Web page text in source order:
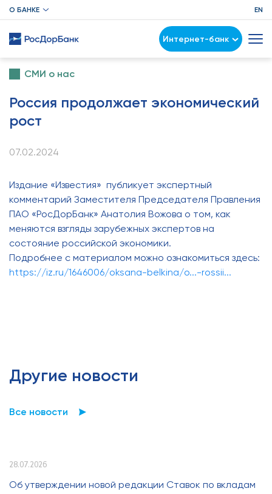
О БАНКЕ EN
Интернет-банк
СМИ о нас
Россия продолжает экономический
рост
07.02.2024
Издание «Известия» публикует экспертный
комментарий Заместителя Председателя Правления
ПАО «РосДорБанк» Анатолия Вожова о том, как
меняются взгляды зарубежных экспертов на
состояние российской экономики.
Подробнее с материалом можно ознакомиться здесь:
https://iz.ru/1646006/oksana-belkina/o...-rossii...
Другие новости
Все новости
28.07.2026
Об утверждении новой редакции Ставок по вкладам